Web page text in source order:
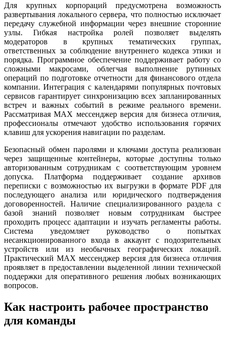
Для крупных корпораций предусмотрена возможность
развертывания локального сервера, что полностью исключает
передачу служебной информации через внешние сторонние
узлы. Гибкая настройка ролей позволяет выделять
модераторов в крупных тематических группах,
ответственных за соблюдение внутреннего кодекса этики и
порядка. Программное обеспечение поддерживает работу со
сложными макросами, облегчая выполнение рутинных
операций по подготовке отчетности для финансового отдела
компании. Интеграция с календарями популярных почтовых
сервисов гарантирует синхронизацию всех запланированных
встреч и важных событий в режиме реального времени.
Рассматривая MAX мессенджер версия для бизнеса отличия,
профессионалы отмечают удобство использования горячих
клавиш для ускорения навигации по разделам.
Безопасный обмен паролями и ключами доступа реализован
через защищенные контейнеры, которые доступны только
авторизованным сотрудникам с соответствующим уровнем
допуска. Платформа поддерживает создание архивов
переписки с возможностью их выгрузки в формате PDF для
последующего анализа или юридического подтверждения
договоренностей. Наличие специализированного раздела с
базой знаний позволяет новым сотрудникам быстрее
проходить процесс адаптации и изучать регламенты работы.
Система уведомляет руководство о попытках
несанкционированного входа в аккаунт с подозрительных
устройств или из необычных географических локаций.
Практический MAX мессенджер версия для бизнеса отличия
проявляет в предоставлении выделенной линии технической
поддержки для оперативного решения любых возникающих
вопросов.
Как настроить рабочее пространство
для команды